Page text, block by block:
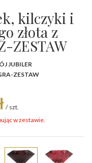
kilczyki i
złota z
ZESTAW
JUBILER
ZESTAW
/ szt.
w zestawie.